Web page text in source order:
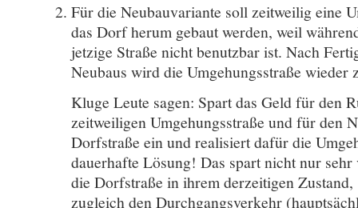
Für die Neubauvariante soll zeitweilig eine
das Dorf herum gebaut werden, weil
jetzige Straße nicht benutzbar ist. Nach
Neubaus wird die Umgehungsstraße wieder
Kluge Leute sagen: Spart das Geld für den
zeitweiligen Umgehungsstraße und für den
Dorfstraße ein und realisiert dafür die
dauerhafte Lösung! Das spart nicht nur
die Dorfstraße in ihrem derzeitigen
zugleich den Durchgangsverkehr